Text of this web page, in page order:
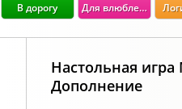
В дорогу Для влюбленных
Настольная
Дополнение